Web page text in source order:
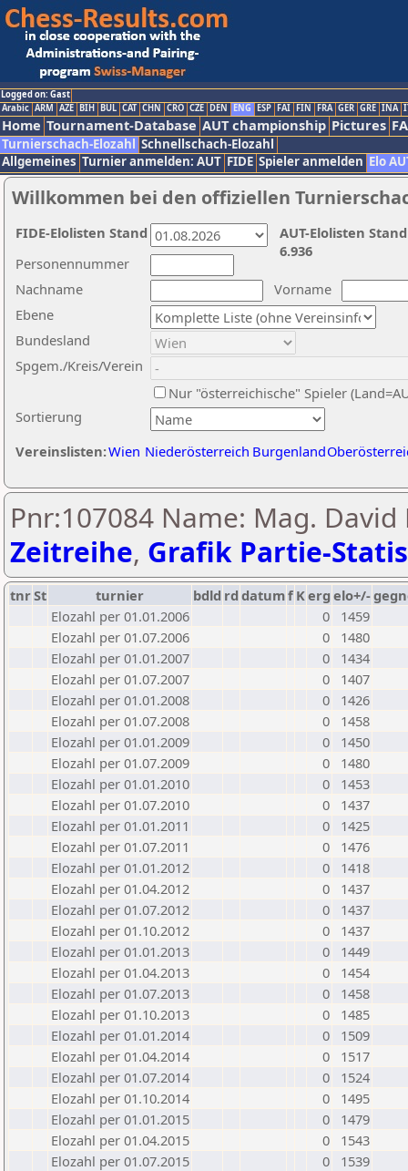
Logged on: Gast
Arabic ARM AZE BIH BUL CAT CHN CRO CZE DEN ENG ESP FAI FIN FRA GER GRE INA
Home Tournament-Database AUT championship Pictures
Turnierschach-Elozahl Schnellschach-Elozahl
Allgemeines Turnier anmelden: AUT FIDE Spieler anmelden Elo
Willkommen bei den offiziellen
Nachname
Vorname
Ebene
Sortierung
Personennummer
Bundesland
Spgem./Kreis/Verein
Nur "österreichische" Spieler
Vereinslisten:Wien Niederösterreich Burgenland
AUT-Elolisten
6.936
FIDE-Elolisten Stand
Pnr:107084 Name: Mag. David
Zeitreihe, Grafik Partie-
tnrSt turnier bdld rd datumf Kerg elo+/-
Elozahl per 01.01.2006
0
1459
Elozahl per 01.07.2006
0
1480
Elozahl per 01.01.2007
0
1434
Elozahl per 01.07.2007
0
1407
Elozahl per 01.01.2008
0
1426
Elozahl per 01.07.2008
0
1458
Elozahl per 01.01.2009
0
1450
Elozahl per 01.07.2009
0
1480
Elozahl per 01.01.2010
0
1453
Elozahl per 01.07.2010
0
1437
Elozahl per 01.01.2011
0
1425
Elozahl per 01.07.2011
0
1476
Elozahl per 01.01.2012
0
1418
Elozahl per 01.04.2012
0
1437
Elozahl per 01.07.2012
0
1437
Elozahl per 01.10.2012
0
1437
Elozahl per 01.01.2013
0
1449
Elozahl per 01.04.2013
0
1454
Elozahl per 01.07.2013
0
1458
Elozahl per 01.10.2013
0
1485
Elozahl per 01.01.2014
0
1509
Elozahl per 01.04.2014
0
1517
Elozahl per 01.07.2014
0
1524
Elozahl per 01.10.2014
0
1495
Elozahl per 01.01.2015
0
1479
Elozahl per 01.04.2015
0
1543
Elozahl per 01.07.2015
0
1539